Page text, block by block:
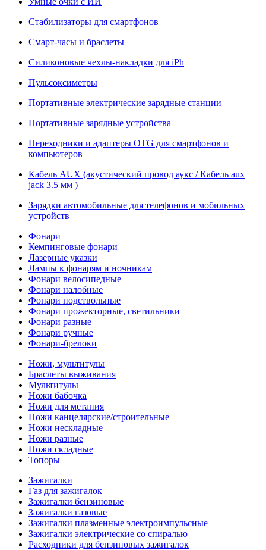
Стабилизаторы для смартфонов
Смарт-часы и браслеты
Силиконовые чехлы-накладки для iPh
Пульсоксиметры
Портативные электрические зарядные станции
Портативные зарядные устройства
Переходники и адаптеры OTG для смартфонов и
компьютеров
Кабель AUX (акустический провод аукс / Кабель aux
jack 3.5 мм )
Зарядки автомобильные для телефонов и мобильных
устройств
Фонари
Кемпинговые фонари
Лазерные указки
Лампы к фонарям и ночникам
Фонари велосипедные
Фонари налобные
Фонари подствольные
Фонари прожекторные, светильники
Фонари разные
Фонари ручные
Фонари-брелоки
Ножи, мультитулы
Браслеты выживания
Мультитулы
Ножи бабочка
Ножи для метания
Ножи канцелярские/строительные
Ножи нескладные
Ножи разные
Ножи складные
Топоры
Зажигалки
Газ для зажигалок
Зажигалки бензиновые
Зажигалки газовые
Зажигалки плазменные электроимпульсные
Зажигалки электрические со спиралью
Расходники для бензиновых зажигалок